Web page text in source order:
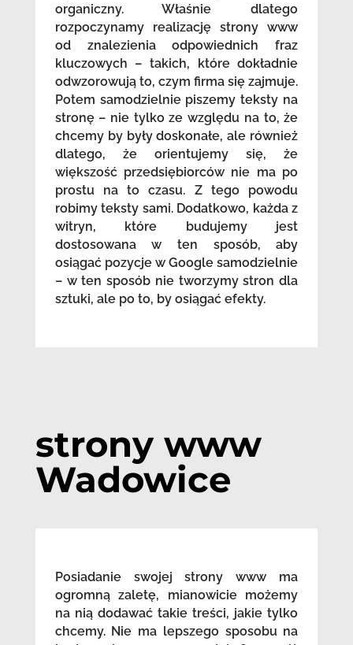
organiczny. Właśnie dlatego
rozpoczynamy realizację strony www
od znalezienia odpowiednich fraz
kluczowych – takich, które dokładnie
odwzorowują to, czym firma się zajmuje.
Potem samodzielnie piszemy teksty na
stronę – nie tylko ze względu na to, że
chcemy by były doskonałe, ale również
dlatego, że orientujemy się, że
większość przedsiębiorców nie ma po
prostu na to czasu. Z tego powodu
robimy teksty sami. Dodatkowo, każda z
witryn, które budujemy jest
dostosowana w ten sposób, aby
osiągać pozycje w Google samodzielnie
– w ten sposób nie tworzymy stron dla
sztuki, ale po to, by osiągać efekty.
strony www
Wadowice
Posiadanie swojej strony www ma
ogromną zaletę, mianowicie możemy
na nią dodawać takie treści, jakie tylko
chcemy. Nie ma lepszego sposobu na